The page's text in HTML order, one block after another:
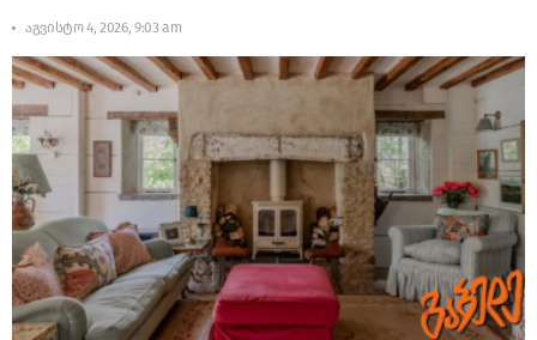
აგვისტო 4, 2026, 9:03 am